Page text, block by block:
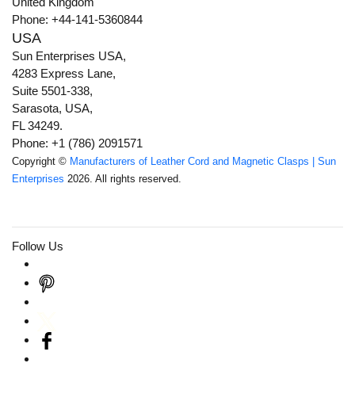
Phone: +44-141-5360844
USA
Sun Enterprises USA,
4283 Express Lane,
Suite 5501-338,
Sarasota, USA,
FL 34249.
Phone: +1 (786) 2091571
Copyright © Manufacturers of Leather Cord and Magnetic Clasps | Sun
Enterprises 2026. All rights reserved.
Follow Us